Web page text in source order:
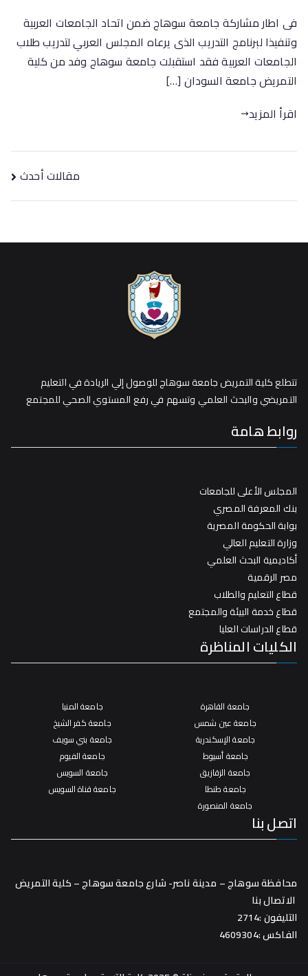
فى اطار مشاركة جامعة سوهاج ضمن اتحاد الجامعات العربية
وتنفيذا لبرنامج التدريب الذى يرعاه المجلس العربي لتدريب طلاب
الجامعات العربية فقد استقبلت جامعة سوهاج وفد من كلية
التمريض جامعة السودان […]
اقرأ المزيد
مقالات أحدث
تتطلع كلية التمريض جامعة سوهاج للوصول إلي الريادة في التعليم
التمريضي والبحث العلمي وتسهم في رفع المستوي الصحي للمجتمع
روابط هامة
المجلس الأعلى للجامعات
بنك المعرفة المصري
بوابة الحكومة المصرية
وزارة التعليم العالي
أكاديمية البحث العلمي
مصر الرقمية
قطاع التعليم والطلاب
قطاع خدمة البيئة والمجتمع
قطاع الدراسات العليا
الكليات المناظرة
جامعة القاهرة
جامعة عين شمس
جامعة الإسكندرية
جامعة أسيوط
جامعة الزقازيق
جامعة طنطا
جامعة المنصورة
جامعة المنيا
جامعة كفر الشيخ
جامعة بني سويف
جامعة الفيوم
جامعة السويس
جامعة قناة السويس
اتصل بنا
محافظة سوهاج – مدينة ناصر- شارع جامعة سوهاج – كلية التمريض
الاتصال بنا
التليفون :2714
الفاكس :4609304